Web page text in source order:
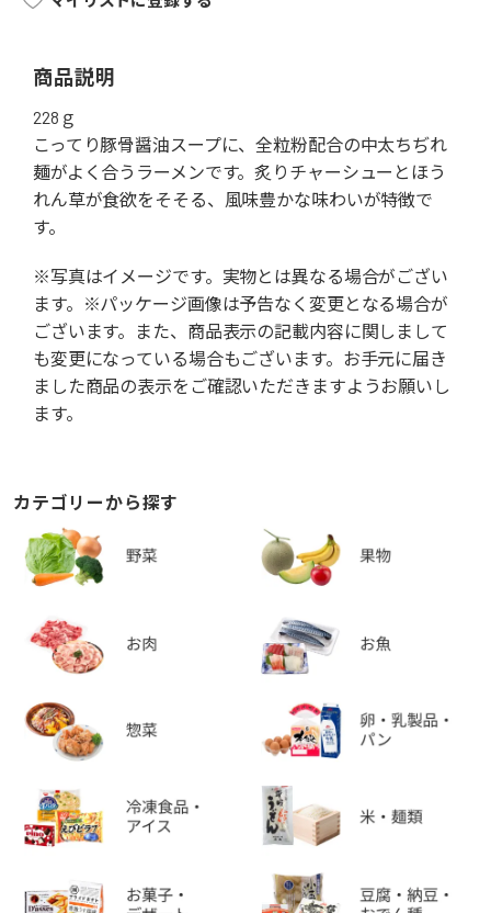
商品説明
228ｇ
こってり豚骨醤油スープに、全粒粉配合の中太ちぢれ
麺がよく合うラーメンです。炙りチャーシューとほう
れん草が食欲をそそる、風味豊かな味わいが特徴で
す。
※写真はイメージです。実物とは異なる場合がござい
ます。※パッケージ画像は予告なく変更となる場合が
ございます。また、商品表示の記載内容に関しまして
も変更になっている場合もございます。お手元に届き
ました商品の表示をご確認いただきますようお願いし
ます。
カテゴリーから探す